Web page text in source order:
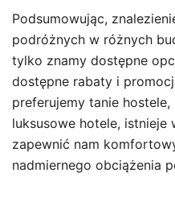
Podsumowując,
podróżnych w różnych
tylko znamy dostępne
dostępne rabaty i
preferujemy tanie
luksusowe hotele, istnieje
zapewnić nam
nadmiernego obciążenia